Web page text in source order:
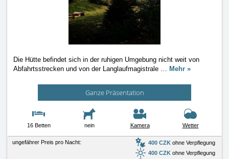
Die Hütte befindet sich in der ruhigen Umgebung nicht weit von
Abfahrtsstrecken und von der Langlaufmagistrale … Mehr »
Ganze Präsentation
16 Betten nein Kamera Wetter
ungefährer Preis pro Nacht: 400 CZK ohne Verpflegung
400 CZK ohne Verpflegung